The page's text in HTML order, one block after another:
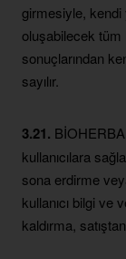
girmesiyle, kendi
oluşabilecek tüm
sonuçlarından
sayılır.
3.21.
kullanıcılara
sona erdirme
kullanıcı bilgi ve
kaldırma,